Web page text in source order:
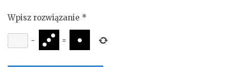
Wpisz rozwiązanie *
− =